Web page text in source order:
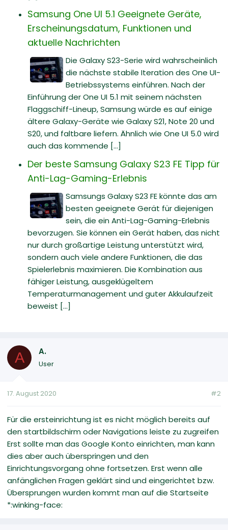
Samsung One UI 5.1 Geeignete Geräte,
Erscheinungsdatum, Funktionen und
aktuelle Nachrichten
Die Galaxy S23-Serie wird wahrscheinlich
die nächste stabile Iteration des One UI-
Betriebssystems einführen. Nach der
Einführung der One UI 5.1 mit seinem nächsten
Flaggschiff-Lineup, Samsung würde es auf einige
ältere Galaxy-Geräte wie Galaxy S21, Note 20 und
S20, und faltbare liefern. Ähnlich wie One UI 5.0 wird
auch das kommende [...]
Der beste Samsung Galaxy S23 FE Tipp für
Anti-Lag-Gaming-Erlebnis
Samsungs Galaxy S23 FE könnte das am
besten geeignete Gerät für diejenigen
sein, die ein Anti-Lag-Gaming-Erlebnis
bevorzugen. Sie können ein Gerät haben, das nicht
nur durch großartige Leistung unterstützt wird,
sondern auch viele andere Funktionen, die das
Spielerlebnis maximieren. Die Kombination aus
fähiger Leistung, ausgeklügeltem
Temperaturmanagement und guter Akkulaufzeit
beweist [...]
A A.
User
17. August 2020 #2
Für die ersteinrichtung ist es nicht möglich bereits auf
den startbildschirm oder Navigations leiste zu zugreifen
Erst sollte man das Google Konto einrichten, man kann
dies aber auch überspringen und den
Einrichtungsvorgang ohne fortsetzen. Erst wenn alle
anfänglichen Fragen geklärt sind und eingerichtet bzw.
Übersprungen wurden kommt man auf die Startseite
*:winking-face: